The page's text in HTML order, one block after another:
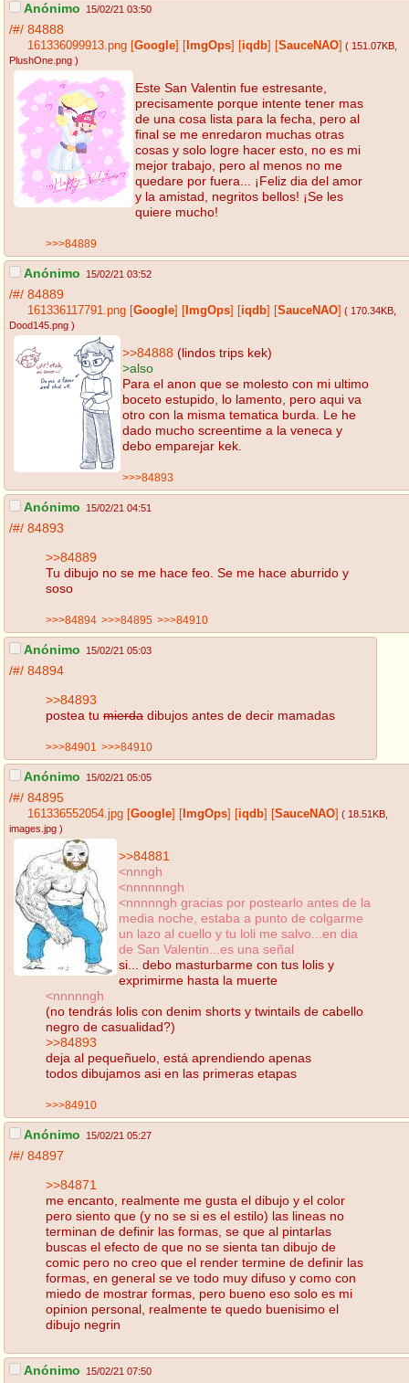
Anónimo 15/02/21 03:50
/#/ 84888
161336099913.png Google ImgOps iqdb SauceNAO ( 151.07KB
PlushOne.png )
Este San Valentin fue estresante,
precisamente porque intente tener mas
de una cosa lista para la fecha, pero al
final se me enredaron muchas otras
cosas y solo logre hacer esto, no es mi
mejor trabajo, pero al menos no me
quedare por fuera... ¡Feliz dia del amor
y la amistad, negritos bellos! ¡Se les
quiere mucho!
>>>84889
Anónimo 15/02/21 03:52
/#/ 84889
161336117791.png Google ImgOps iqdb SauceNAO ( 170.34KB
Dood145.png )
>>84888 (lindos trips kek)
>also
Para el anon que se molesto con mi ultimo
boceto estupido, lo lamento, pero aqui va
otro con la misma tematica burda. Le he
dado mucho screentime a la veneca y
debo emparejar kek.
>>>84893
Anónimo 15/02/21 04:51
/#/ 84893
>>84889
Tu dibujo no se me hace feo. Se me hace aburrido y
soso
>>>84894 >>>84895 >>>84910
Anónimo 15/02/21 05:03
/#/ 84894
>>84893
postea tu mierda dibujos antes de decir mamadas
>>>84901 >>>84910
Anónimo 15/02/21 05:05
/#/ 84895
161336552054.jpg Google ImgOps iqdb SauceNAO ( 18.51KB
images.jpg )
>>84881
<nnngh
<nnnnnngh
<nnnnngh gracias por postearlo antes de la
media noche, estaba a punto de colgarme
un lazo al cuello y tu loli me salvo...en dia
de San Valentin...es una señal
si... debo masturbarme con tus lolis y
exprimirme hasta la muerte
<nnnnngh
(no tendrás lolis con denim shorts y twintails de cabello
negro de casualidad?)
>>84893
deja al pequeñuelo, está aprendiendo apenas
todos dibujamos asi en las primeras etapas
>>>84910
Anónimo 15/02/21 05:27
/#/ 84897
>>84871
me encanto, realmente me gusta el dibujo y el color
pero siento que (y no se si es el estilo) las lineas no
terminan de definir las formas, se que al pintarlas
buscas el efecto de que no se sienta tan dibujo de
comic pero no creo que el render termine de definir las
formas, en general se ve todo muy difuso y como con
miedo de mostrar formas, pero bueno eso solo es mi
opinion personal, realmente te quedo buenisimo el
dibujo negrin
Anónimo 15/02/21 07:50